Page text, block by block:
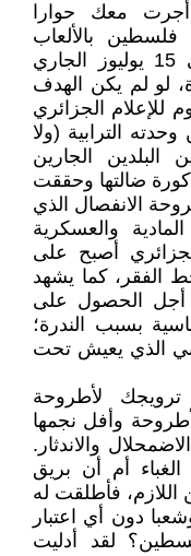
أجرت معك حوارا
فلسطين بالألعاب
العربية المقامة بالجزائر من 5 إلى 15 يوليوز الجاري
لو لم يكن الهدف
الجزائري
الترابية (ولا
البلدين الجارين
ضالتها وحققت
الانفصال الذي
والعسكرية
أصبح على
الفقر، كما يشهد
أجل الحصول على
بسبب الندرة؛
الذي يعيش تحت
لأطروحة
وأفل نجمها
والاندثار.
أم أن بريق
فأطلقت له
دون أي اعتبار
لقد أدليت